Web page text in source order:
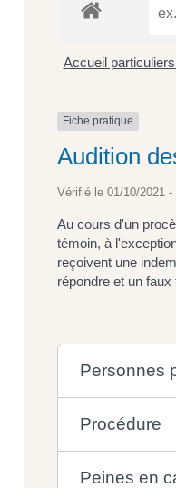
Accueil particuliers
Fiche pratique
Audition
Vérifié le 01/10/2021
Au cours d'un
témoin, à
reçoivent une
répondre et un
Personnes
Procédure
Peines en